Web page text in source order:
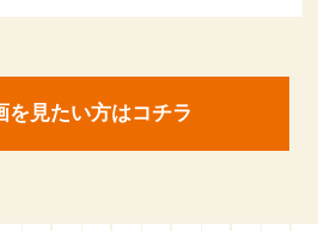
を見たい方はコチラ